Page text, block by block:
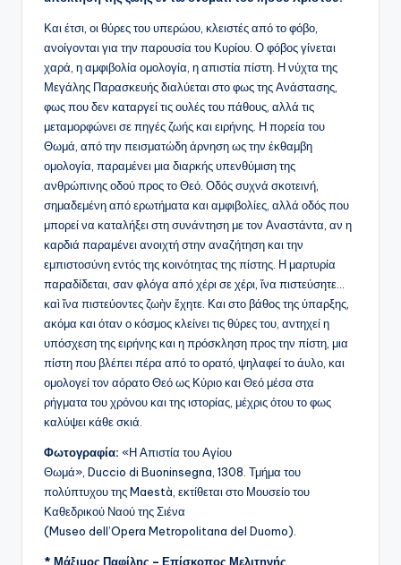
Και έτσι, οι θύρες του υπερώου, κλειστές από το φόβο,
ανοίγονται για την παρουσία του Κυρίου. Ο φόβος γίνεται
χαρά, η αμφιβολία ομολογία, η απιστία πίστη. Η νύχτα της
Μεγάλης Παρασκευής διαλύεται στο φως της Ανάστασης,
φως που δεν καταργεί τις ουλές του πάθους, αλλά τις
μεταμορφώνει σε πηγές ζωής και ειρήνης. Η πορεία του
Θωμά, από την πεισματώδη άρνηση ως την έκθαμβη
ομολογία, παραμένει μια διαρκής υπενθύμιση της
ανθρώπινης οδού προς το Θεό. Οδός συχνά σκοτεινή,
σημαδεμένη από ερωτήματα και αμφιβολίες, αλλά οδός που
μπορεί να καταλήξει στη συνάντηση με τον Αναστάντα, αν η
καρδιά παραμένει ανοιχτή στην αναζήτηση και την
εμπιστοσύνη εντός της κοινότητας της πίστης. Η μαρτυρία
παραδίδεται, σαν φλόγα από χέρι σε χέρι, ἵνα πιστεύσητε…
καὶ ἵνα πιστεύοντες ζωὴν ἔχητε. Και στο βάθος της ύπαρξης,
ακόμα και όταν ο κόσμος κλείνει τις θύρες του, αντηχεί η
υπόσχεση της ειρήνης και η πρόσκληση προς την πίστη, μια
πίστη που βλέπει πέρα από το ορατό, ψηλαφεί το άυλο, και
ομολογεί τον αόρατο Θεό ως Κύριο και Θεό μέσα στα
ρήγματα του χρόνου και της ιστορίας, μέχρις ότου το φως
καλύψει κάθε σκιά.
Φωτογραφία: «Η Απιστία του Αγίου
Θωμά», Duccio di Buoninsegna, 1308. Τμήμα του
πολύπτυχου της Maestà, εκτίθεται στο Μουσείο του
Καθεδρικού Ναού της Σιένα
(Museo dell’Opera Metropolitana del Duomo).
* Μάξιμος Παφίλης – Επίσκοπος Μελιτηνής